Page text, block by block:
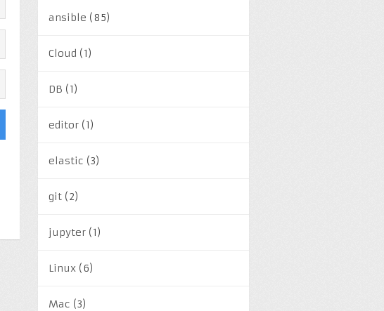
ansible (85)
Cloud (1)
DB (1)
editor (1)
elastic (3)
git (2)
jupyter (1)
Linux (6)
Mac (3)